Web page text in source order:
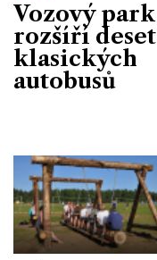
Vozový park
rozšíří deset
klasických
autobusů